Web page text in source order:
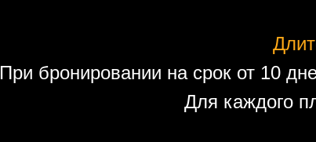
При бронировании на срок от 10
Для каждого